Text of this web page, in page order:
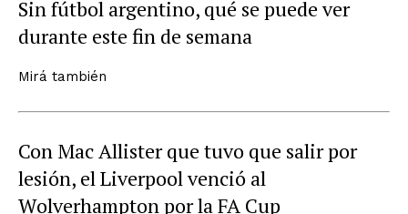
Sin fútbol argentino, qué se puede ver
durante este fin de semana
Mirá también
Con Mac Allister que tuvo que salir por
lesión, el Liverpool venció al
Wolverhampton por la FA Cup